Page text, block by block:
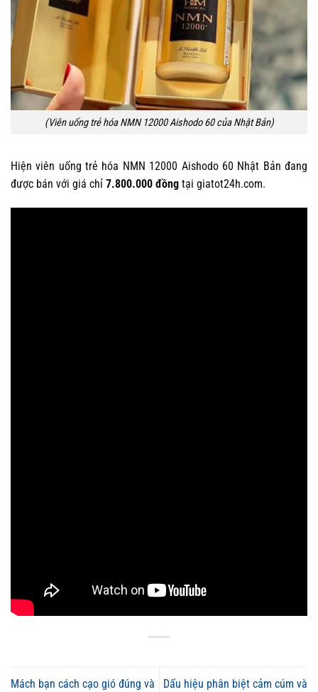
(Viên uống trẻ hóa NMN 12000 Aishodo 60 của Nhật Bản)
Hiện viên uống trẻ hóa NMN 12000 Aishodo 60 Nhật Bản đang
được bán với giá chỉ 7.800.000 đồng tại giatot24h.com.
Mách bạn cách cạo gió đúng và
Dấu hiệu phân biệt cảm cúm và